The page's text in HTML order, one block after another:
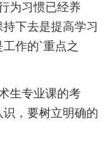
为习惯已经养
下去是提高学习
作的`重点之
生专业课的考
，要树立明确的